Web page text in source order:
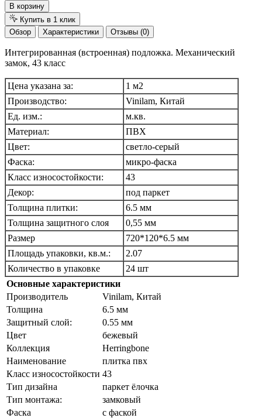
В корзину
Купить в 1 клик
Обзор
Характеристики Отзывы (0)
Интегрированная (встроенная) подложка. Механический
замок, 43 класс
Цена указана за:
1 м2
Производство:
Vinilam, Китай
Ед. изм.:
м.кв.
Материал:
ПВХ
Цвет:
светло-серый
Фаска:
микро-фаска
Класс износостойкости:
43
Декор:
под паркет
Толщина плитки:
6.5 мм
Толщина защитного слоя
0,55 мм
Размер
720*120*6.5 мм
Площадь упаковки, кв.м.:
2.07
Количество в упаковке
24 шт
Основные характеристики
Производитель
Vinilam, Китай
Толщина
6.5 мм
Защитный слой:
0.55 мм
Цвет
бежевый
Коллекция
Herringbone
Наименование
плитка пвх
Класс износостойкости 43
Тип дизайна
паркет ёлочка
Тип монтажа:
замковый
Фаска
с фаской